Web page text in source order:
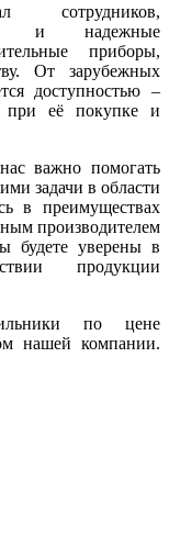
сотрудников,
и надежные
приборы,
От зарубежных
доступностью –
при её покупке и
важно помогать
задачи в области
в преимуществах
производителем
будете уверены в
продукции
по цене
нашей компании.